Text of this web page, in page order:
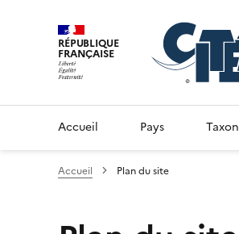
RÉPUBLIQUE
FRANÇAISE
Accueil Pays Taxon
Accueil Plan du site